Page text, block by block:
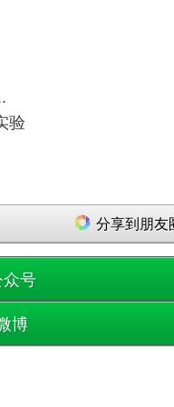
验
分享到朋友
号
博